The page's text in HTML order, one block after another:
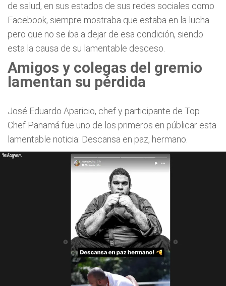
de salud, en sus estados de sus redes sociales como
Facebook, siempre mostraba que estaba en la lucha
pero que no se iba a dejar de esa condición, siendo
esta la causa de su lamentable desceso.
Amigos y colegas del gremio
lamentan su pérdida
José Eduardo Aparicio, chef y participante de Top
Chef Panamá fue uno de los primeros en públicar esta
lamentable noticia: Descansa en paz, hermano.